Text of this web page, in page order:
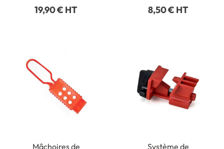
19,90 € HT 8,50 € HT
Mâchoires de
Système de